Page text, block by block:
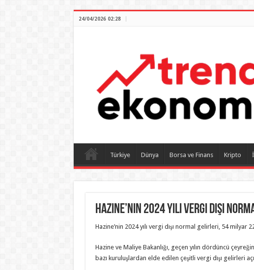
24/04/2026 02:28
Türkiye Dünya Borsa ve Finans Kripto
Hazine’nin 2024 yılı vergi dışı
Hazine’nin 2024 yılı vergi dışı normal gelirleri, 54
Hazine ve Maliye Bakanlığı, geçen yılın dördüncü
bazı kuruluşlardan elde edilen çeşitli vergi dışı gelirleri